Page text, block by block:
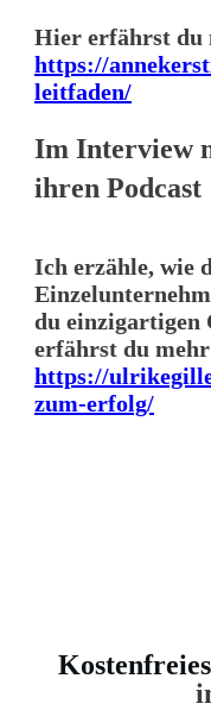
Hier erfährst du
https://
leitfaden/
Im Interview
ihren Podcast
Ich erzähle, wie
du einzigartigen
erfährst du
https://
zum-erfolg/
Kostenfreies